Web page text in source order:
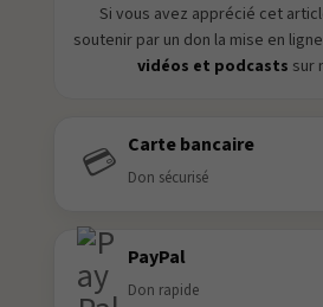
Si vous avez apprécié cet
soutenir par un don la mise en
vidéos et podcasts sur
💳 Carte bancaire
Don sécurisé
PayPal
Don rapide